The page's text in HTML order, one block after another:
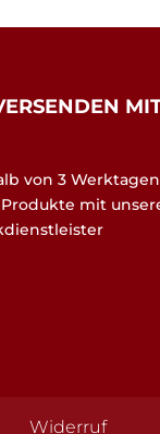
von 3
mit
Widerruf